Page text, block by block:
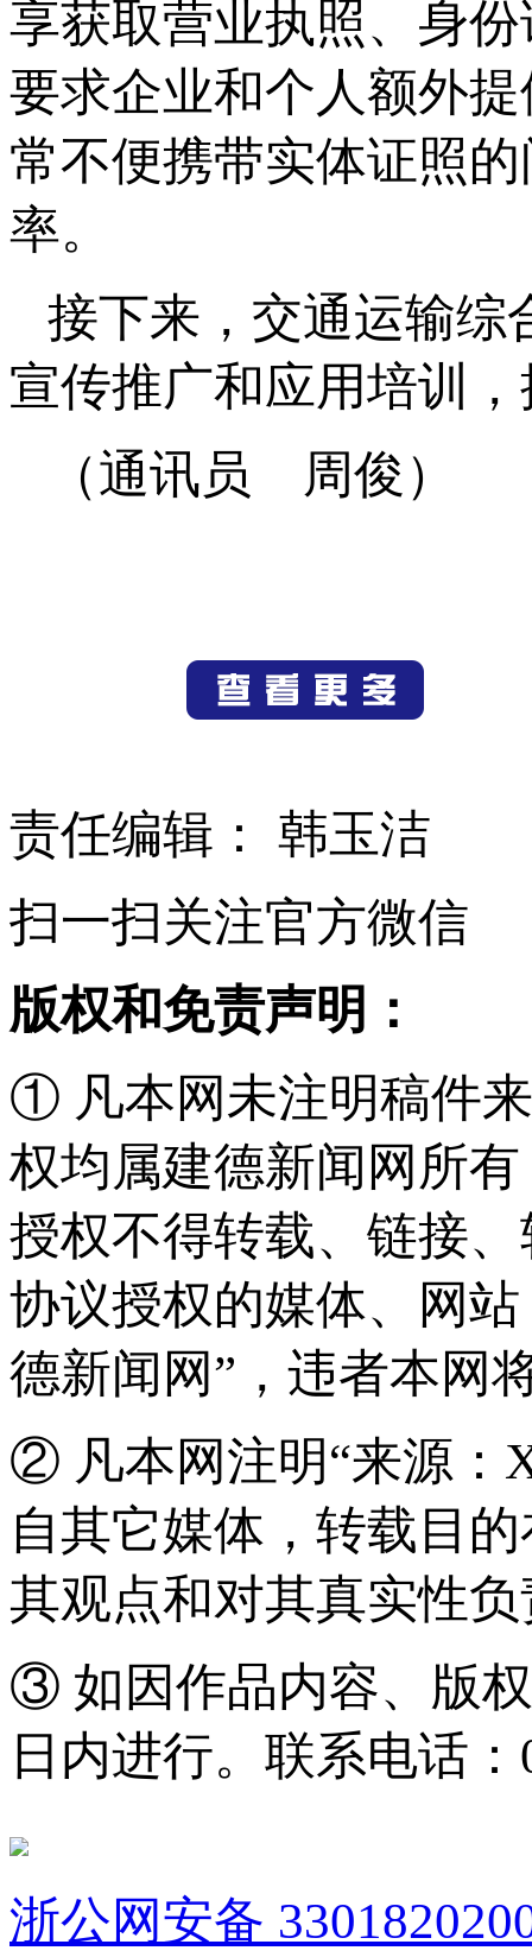
享获取营业执照、身
要求企业和个人额外
常不便携带实体证照
率。
接下来，交通运输综
宣传推广和应用培训
（通讯员 周俊）
责任编辑： 韩玉洁
扫一扫关注官方微信
版权和免责声明：
① 凡本网未注明稿件
权均属建德新闻网所
授权不得转载、链接
协议授权的媒体、网
德新闻网”，违者本网
② 凡本网注明“来源：
自其它媒体，转载目
其观点和对其真实性
③ 如因作品内容、版
日内进行。联系电话：
浙公网安备